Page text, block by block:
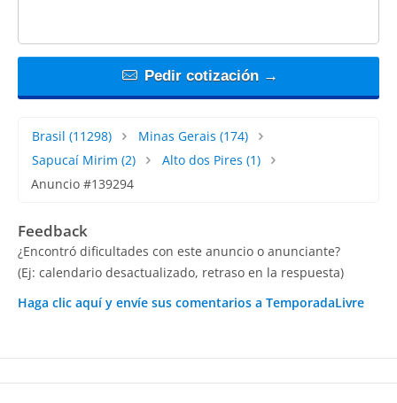
Pedir cotización →
Brasil (11298) Minas Gerais (174)
Sapucaí Mirim (2) Alto dos Pires (1)
Anuncio #139294
Feedback
¿Encontró dificultades con este anuncio o anunciante?
(Ej: calendario desactualizado, retraso en la respuesta)
Haga clic aquí y envíe sus comentarios a TemporadaLivre